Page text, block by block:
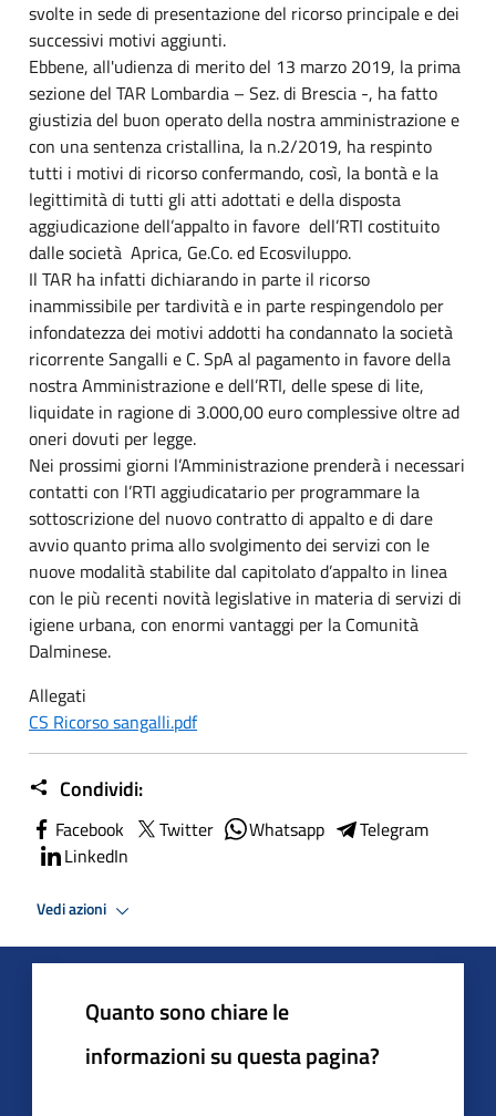
svolte in sede di presentazione del ricorso principale e dei
successivi motivi aggiunti.
Ebbene, all'udienza di merito del 13 marzo 2019, la prima
sezione del TAR Lombardia – Sez. di Brescia -, ha fatto
giustizia del buon operato della nostra amministrazione e
con una sentenza cristallina, la n.2/2019, ha respinto
tutti i motivi di ricorso confermando, così, la bontà e la
legittimità di tutti gli atti adottati e della disposta
aggiudicazione dell’appalto in favore dell’RTI costituito
dalle società Aprica, Ge.Co. ed Ecosviluppo.
Il TAR ha infatti dichiarando in parte il ricorso
inammissibile per tardività e in parte respingendolo per
infondatezza dei motivi addotti ha condannato la società
ricorrente Sangalli e C. SpA al pagamento in favore della
nostra Amministrazione e dell’RTI, delle spese di lite,
liquidate in ragione di 3.000,00 euro complessive oltre ad
oneri dovuti per legge.
Nei prossimi giorni l’Amministrazione prenderà i necessari
contatti con l’RTI aggiudicatario per programmare la
sottoscrizione del nuovo contratto di appalto e di dare
avvio quanto prima allo svolgimento dei servizi con le
nuove modalità stabilite dal capitolato d’appalto in linea
con le più recenti novità legislative in materia di servizi di
igiene urbana, con enormi vantaggi per la Comunità
Dalminese.
Allegati
CS Ricorso sangalli.pdf
Condividi:
Facebook Twitter Whatsapp
Telegram
LinkedIn
Vedi azioni
Quanto sono chiare le
informazioni su questa pagina?